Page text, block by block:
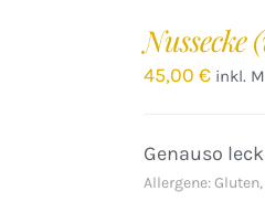
Nussecke
45,00€ inkl.
Genauso
Allergene: